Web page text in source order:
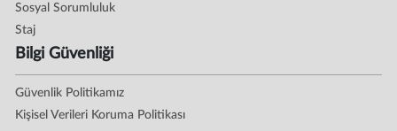
Sosyal Sorumluluk
Staj
Bilgi Güvenliği
Güvenlik Politikamız
Kişisel Verileri Koruma Politikası